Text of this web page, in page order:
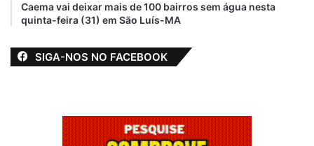
Caema vai deixar mais de 100 bairros sem água nesta
quinta-feira (31) em São Luís-MA
SIGA-NOS NO FACEBOOK